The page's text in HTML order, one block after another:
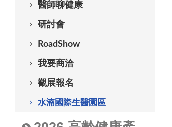
醫師聊健康
研討會
RoadShow
我要商洽
觀展報名
水湳國際生醫園區